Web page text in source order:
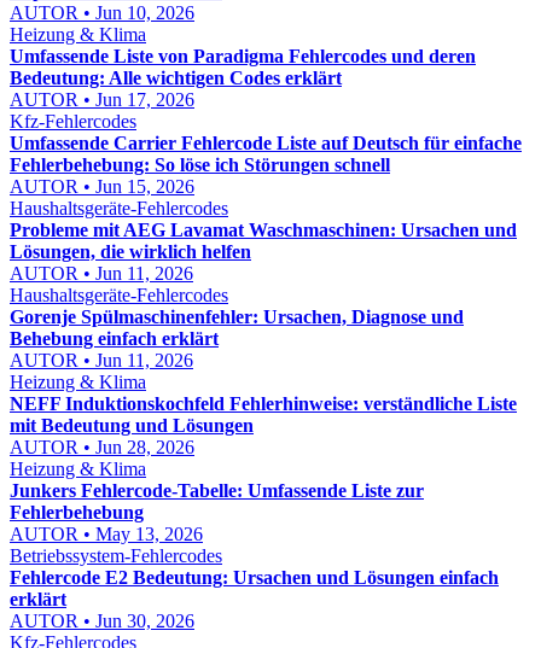
AUTOR • Jun 10, 2026
Heizung & Klima
Umfassende Liste von Paradigma Fehlercodes und deren
Bedeutung: Alle wichtigen Codes erklärt
AUTOR • Jun 17, 2026
Kfz-Fehlercodes
Umfassende Carrier Fehlercode Liste auf Deutsch für einfache
Fehlerbehebung: So löse ich Störungen schnell
AUTOR • Jun 15, 2026
Haushaltsgeräte-Fehlercodes
Probleme mit AEG Lavamat Waschmaschinen: Ursachen und
Lösungen, die wirklich helfen
AUTOR • Jun 11, 2026
Haushaltsgeräte-Fehlercodes
Gorenje Spülmaschinenfehler: Ursachen, Diagnose und
Behebung einfach erklärt
AUTOR • Jun 11, 2026
Heizung & Klima
NEFF Induktionskochfeld Fehlerhinweise: verständliche Liste
mit Bedeutung und Lösungen
AUTOR • Jun 28, 2026
Heizung & Klima
Junkers Fehlercode-Tabelle: Umfassende Liste zur
Fehlerbehebung
AUTOR • May 13, 2026
Betriebssystem-Fehlercodes
Fehlercode E2 Bedeutung: Ursachen und Lösungen einfach
erklärt
AUTOR • Jun 30, 2026
Kfz-Fehlercodes